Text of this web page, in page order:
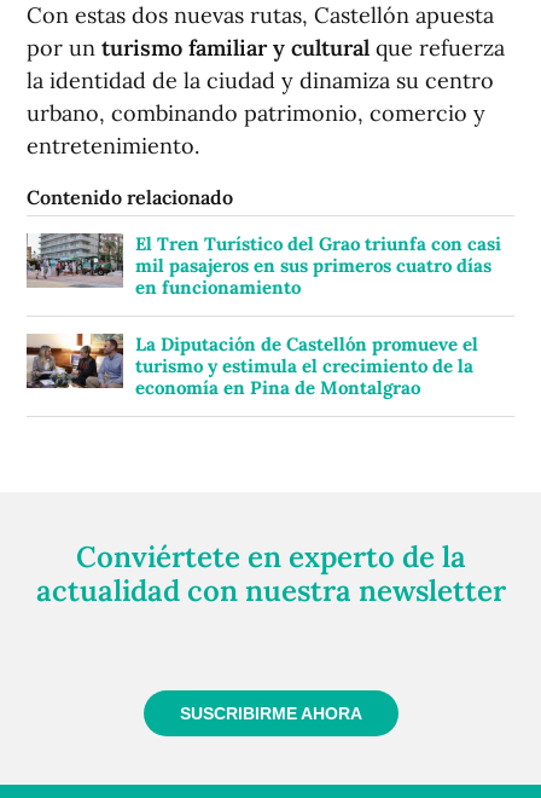
Con estas dos nuevas rutas, Castellón apuesta
por un turismo familiar y cultural que refuerza
la identidad de la ciudad y dinamiza su centro
urbano, combinando patrimonio, comercio y
entretenimiento.
Contenido relacionado
El Tren Turístico del Grao triunfa con casi
mil pasajeros en sus primeros cuatro días
en funcionamiento
La Diputación de Castellón promueve el
turismo y estimula el crecimiento de la
economía en Pina de Montalgrao
Conviértete en experto de la
actualidad con nuestra newsletter
SUSCRIBIRME AHORA